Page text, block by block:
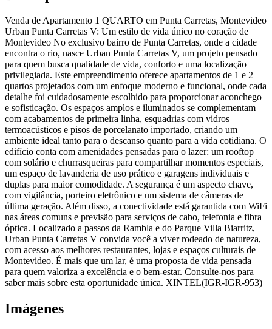
Venda de Apartamento 1 QUARTO em Punta Carretas, Montevideo
Urban Punta Carretas V: Um estilo de vida único no coração de
Montevideo No exclusivo bairro de Punta Carretas, onde a cidade
encontra o rio, nasce Urban Punta Carretas V, um projeto pensado
para quem busca qualidade de vida, conforto e uma localização
privilegiada. Este empreendimento oferece apartamentos de 1 e 2
quartos projetados com um enfoque moderno e funcional, onde cada
detalhe foi cuidadosamente escolhido para proporcionar aconchego
e sofisticação. Os espaços amplos e iluminados se complementam
com acabamentos de primeira linha, esquadrias com vidros
termoacústicos e pisos de porcelanato importado, criando um
ambiente ideal tanto para o descanso quanto para a vida cotidiana. O
edifício conta com amenidades pensadas para o lazer: um rooftop
com solário e churrasqueiras para compartilhar momentos especiais,
um espaço de lavanderia de uso prático e garagens individuais e
duplas para maior comodidade. A segurança é um aspecto chave,
com vigilância, porteiro eletrônico e um sistema de câmeras de
última geração. Além disso, a conectividade está garantida com WiFi
nas áreas comuns e previsão para serviços de cabo, telefonia e fibra
óptica. Localizado a passos da Rambla e do Parque Villa Biarritz,
Urban Punta Carretas V convida você a viver rodeado de natureza,
com acesso aos melhores restaurantes, lojas e espaços culturais de
Montevideo. É mais que um lar, é uma proposta de vida pensada
para quem valoriza a excelência e o bem-estar. Consulte-nos para
saber mais sobre esta oportunidade única. XINTEL(IGR-IGR-953)
Imágenes